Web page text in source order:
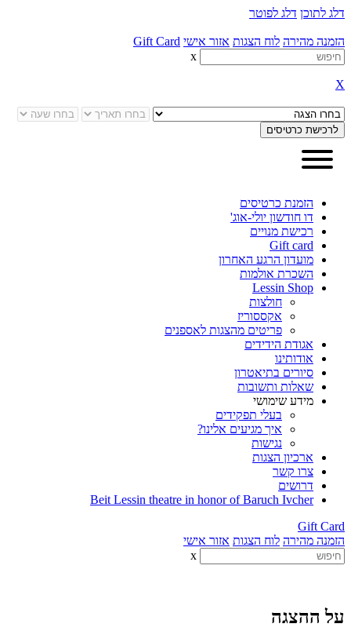
דלג לתוכן דלג לפוטר
הזמנה מהירה לוח הצגות אזור אישי Gift Card
x
X
הזמנת כרטיסים
דו חודשון יולי-אוג'
רכישת מנויים
Gift card
מועדון הרגע האחרון
השכרת אולמות
Lessin Shop
חולצות
אקססוריז
פריטים מהצגות לאספנים
אגודת הידידים
אודותינו
סיורים בתיאטרון
שאלות ותשובות
מידע שימושי
בעלי תפקידים
איך מגיעים אלינו?
נגישות
ארכיון הצגות
צרו קשר
דרושים
Beit Lessin theatre in honor of Baruch Ivcher
Gift Card
הזמנה מהירה לוח הצגות אזור אישי
x
על ההצגה